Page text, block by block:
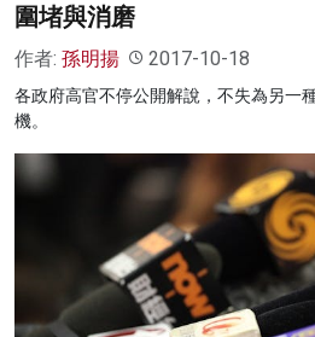
圍堵與消磨
作者: 孫明揚 2017-10-18
各政府高官不停公開解說，不失為另一
機。